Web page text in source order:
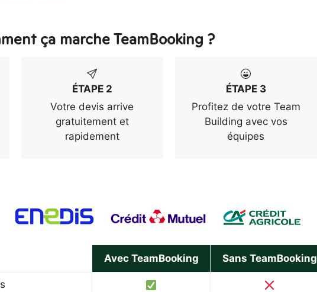
ça marche TeamBooking ?
ÉTAPE 2
Votre devis arrive
gratuitement et
rapidement
ÉTAPE 3
Profitez de votre Team
Building avec vos
équipes
Avec TeamBooking Sans TeamBooking